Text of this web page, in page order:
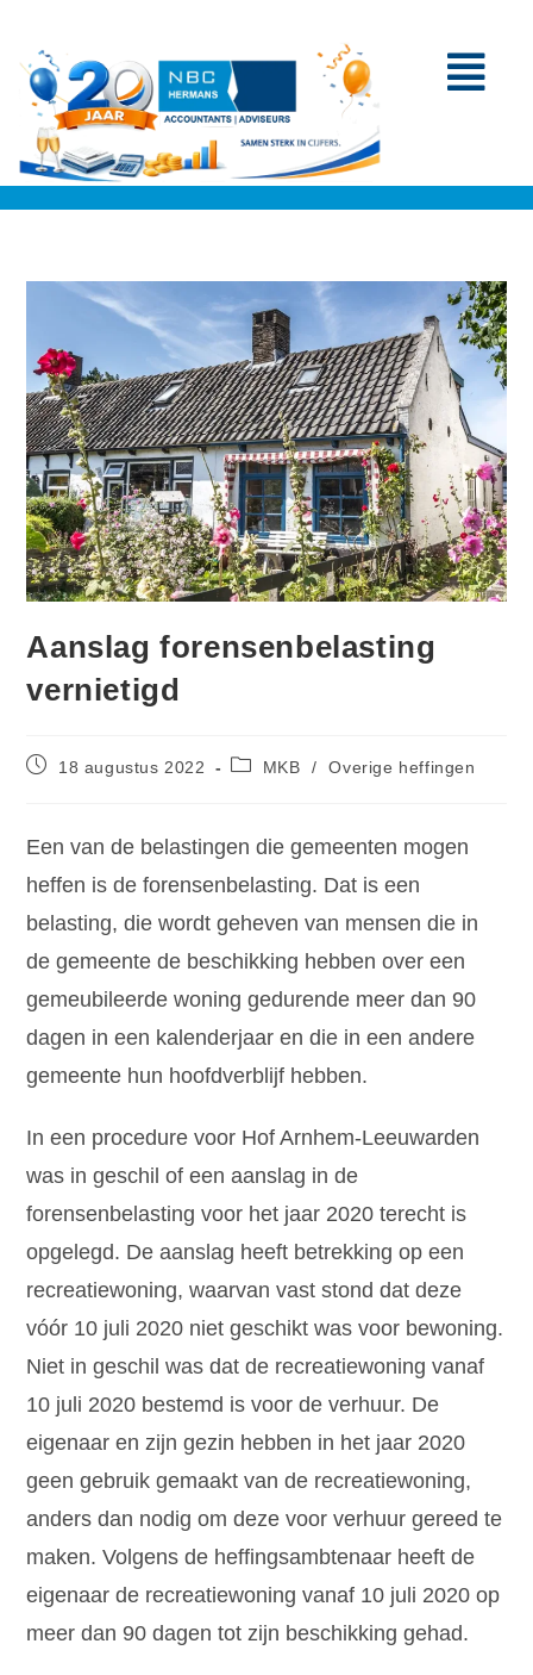
Aanslag forensenbelasting
vernietigd
18 augustus 2022 MKB / Overige heffingen
Een van de belastingen die gemeenten mogen
heffen is de forensenbelasting. Dat is een
belasting, die wordt geheven van mensen die in
de gemeente de beschikking hebben over een
gemeubileerde woning gedurende meer dan 90
dagen in een kalenderjaar en die in een andere
gemeente hun hoofdverblijf hebben.
In een procedure voor Hof Arnhem-Leeuwarden
was in geschil of een aanslag in de
forensenbelasting voor het jaar 2020 terecht is
opgelegd. De aanslag heeft betrekking op een
recreatiewoning, waarvan vast stond dat deze
vóór 10 juli 2020 niet geschikt was voor bewoning.
Niet in geschil was dat de recreatiewoning vanaf
10 juli 2020 bestemd is voor de verhuur. De
eigenaar en zijn gezin hebben in het jaar 2020
geen gebruik gemaakt van de recreatiewoning,
anders dan nodig om deze voor verhuur gereed te
maken. Volgens de heffingsambtenaar heeft de
eigenaar de recreatiewoning vanaf 10 juli 2020 op
meer dan 90 dagen tot zijn beschikking gehad.